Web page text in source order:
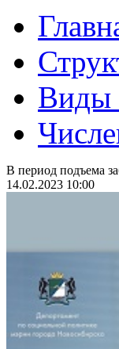
Виды
В период подъема
14.02.2023 10:00